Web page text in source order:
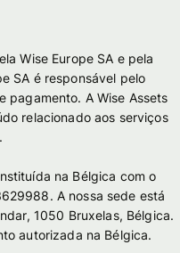
Wise Europe SA e pela
SA é responsável pelo
pagamento. A Wise Assets
relacionado aos serviços
na Bélgica com o
A nossa sede está
1050 Bruxelas, Bélgica.
autorizada na Bélgica.